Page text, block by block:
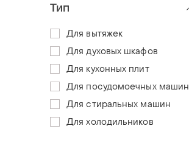
Тип
Для вытяжек
Для духовых шкафов
Для кухонных плит
Для посудомоечных машин
Для стиральных машин
Для холодильников